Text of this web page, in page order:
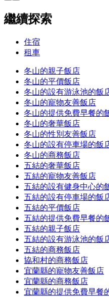
繼續探索
住宿
租車
冬山的親子飯店
冬山的平價飯店
冬山的設有游泳池的飯
冬山的寵物友善飯店
冬山的提供免費早餐的
冬山的奢華飯店
冬山的性別友善飯店
冬山的設有停車場的飯
冬山的商務飯店
五結的奢華飯店
五結的寵物友善飯店
五結的設有健身中心的
五結的設有停車場的飯
五結的平價飯店
五結的提供免費早餐的
五結的親子飯店
五結的設有游泳池的飯
五結的商務飯店
協和村的商務飯店
宜蘭縣的寵物友善飯店
宜蘭縣的商務飯店
宜蘭縣的提供免費早餐